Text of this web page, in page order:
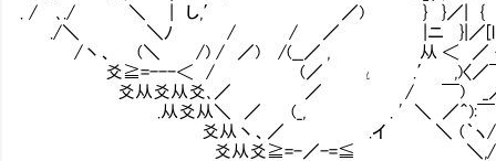
. / ､./ ＼ | し,′ ／) } }／| { :|/ /
./＼ ＼ﾉ / / ／ |ニ }|／[l[l/
/丶、 (＼ /) / ／) /(__／ , 从 ＜ ／
爻≧=---＜ / (／ ι .′ ,)〈
爻从爻从爻､／ ／ / ￣) _／
.从爻从＼ ／ (_, . ' ＼
爻从丶、／ .イ ＼ (｀ヽ/〉 .〈/
爻从爻≧=-／-=≦ ＼,/⌒Y⌒V